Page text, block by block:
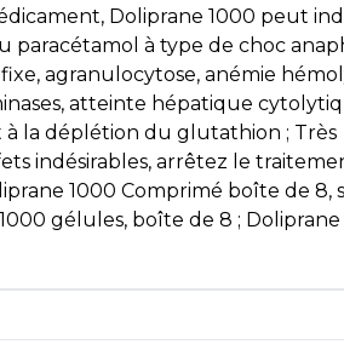
Doliprane 1000 peut
paracétamol à type de choc
agranulocytose, anémie
atteinte hépatique
à la déplétion du glutathion ; Très
indésirables, arrêtez le
1000 Comprimé boîte de 8,
gélules, boîte de 8 ; Doliprane